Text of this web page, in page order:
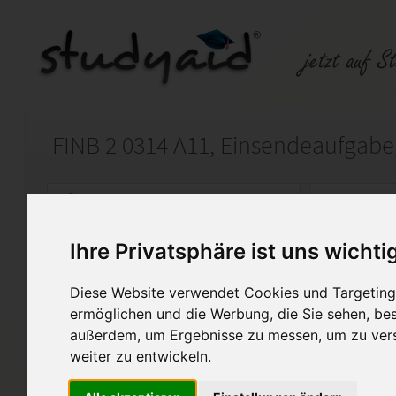
Ihre Privatsphäre ist uns
Diese Website verwendet Cookies und
ermöglichen und die Werbung, die Sie sehen,
außerdem, um Ergebnisse zu messen, um zu
weiter zu entwickeln.
FINB 2 0314 A11,
Auf StudyAid.de verkaufen
Startseite Rechnungswesen
Finanzbuchhaltung II
Ich biete hier meine
genannte Einsendeaufgabe
Note 1 bewertet. Diese